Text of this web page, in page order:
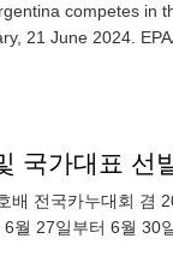
competes in
Olympic Qualifier
국가대표 선
배 전국카누대회 겸
월 27일부터 6월